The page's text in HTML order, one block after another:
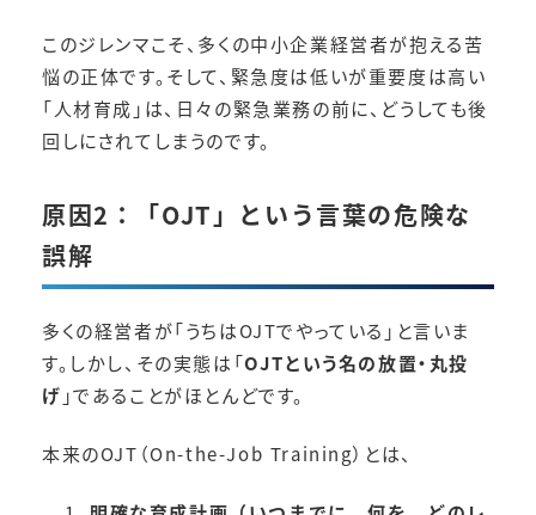
このジレンマこそ、多くの中小企業経営者が抱える苦
悩の正体です。そして、緊急度は低いが重要度は高い
「人材育成」は、日々の緊急業務の前に、どうしても後
回しにされてしまうのです。
原因2：「OJT」という言葉の危険な
誤解
多くの経営者が「うちはOJTでやっている」と言いま
す。しかし、その実態は「OJTという名の放置・丸投
げ 」であることがほとんどです。
本来のOJT（On-the-Job Training）とは、